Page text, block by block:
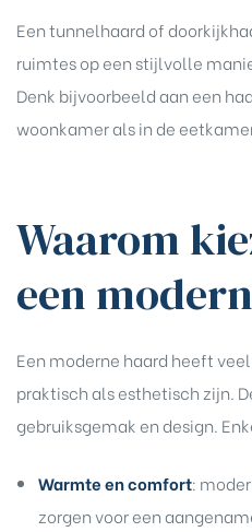
Een tunnelhaard of
ruimtes op een stijlvolle
Denk bijvoorbeeld aan een
woonkamer als in de
Waarom
een
Een moderne haard heeft
praktisch als esthetisch zijn.
gebruiksgemak en design.
Warmte en comfort:
zorgen voor een